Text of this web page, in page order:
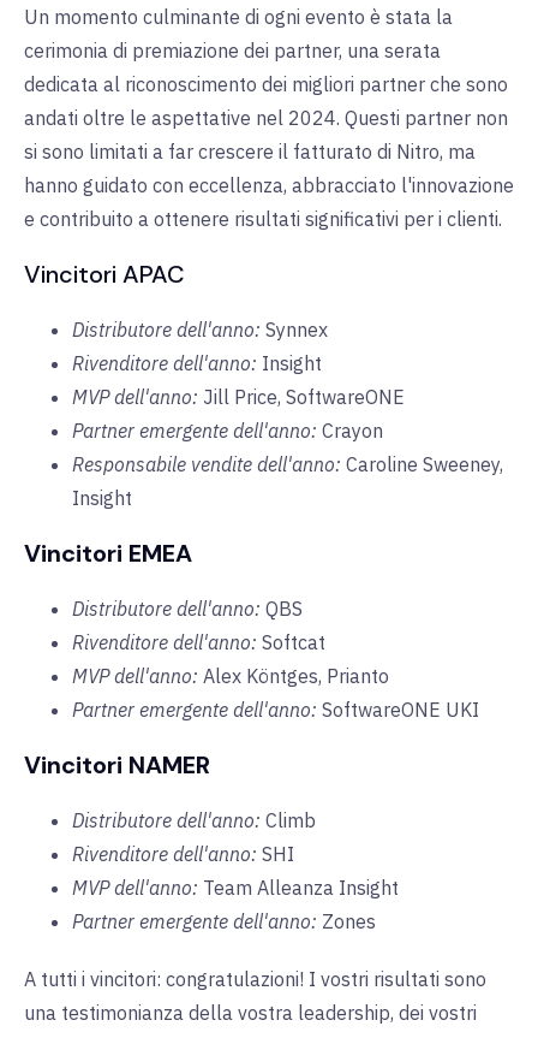
Un momento culminante di ogni evento è stata la
cerimonia di premiazione dei partner, una serata
dedicata al riconoscimento dei migliori partner che sono
andati oltre le aspettative nel 2024. Questi partner non
si sono limitati a far crescere il fatturato di Nitro, ma
hanno guidato con eccellenza, abbracciato l'innovazione
e contribuito a ottenere risultati significativi per i clienti.
Vincitori APAC
Distributore dell'anno: Synnex
Rivenditore dell'anno: Insight
MVP dell'anno: Jill Price, SoftwareONE
Partner emergente dell'anno: Crayon
Responsabile vendite dell'anno: Caroline Sweeney,
Insight
Vincitori EMEA
Distributore dell'anno: QBS
Rivenditore dell'anno: Softcat
MVP dell'anno: Alex Köntges, Prianto
Partner emergente dell'anno: SoftwareONE UKI
Vincitori NAMER
Distributore dell'anno: Climb
Rivenditore dell'anno: SHI
MVP dell'anno: Team Alleanza Insight
Partner emergente dell'anno: Zones
A tutti i vincitori: congratulazioni! I vostri risultati sono
una testimonianza della vostra leadership, dei vostri